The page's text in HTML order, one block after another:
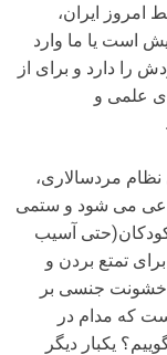
امروز ایران،
عربستان در 1500 سال پیش است یا ما وارد
را دارد و برای از
علمی و
مردسالاری،
می شود و ستمی
کودکان(حتی آسیب
تمتع بردن و
خشونت جنسی بر
که مدام در
یکبار دیگر